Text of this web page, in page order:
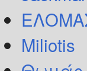
Miliotis